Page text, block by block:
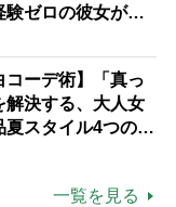
験ゼロの彼女が見
くいられる」
コーデ術】「真っ
解決する、大人女
夏スタイル4つのコ
一覧を見る